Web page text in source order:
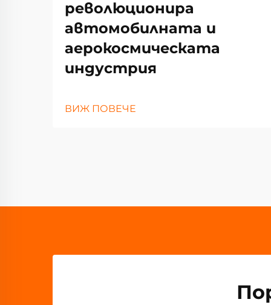
революционира
автомобилната и
аерокосмическата
индустрия
ВИЖ ПОВЕЧЕ